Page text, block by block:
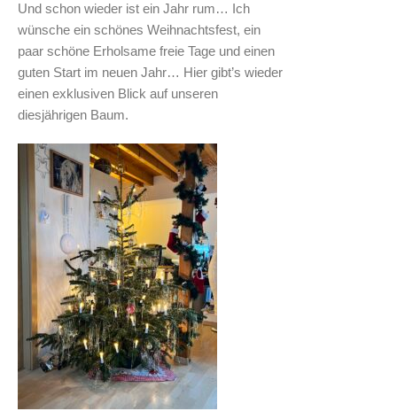
Und schon wieder ist ein Jahr rum… Ich
wünsche ein schönes Weihnachtsfest, ein
paar schöne Erholsame freie Tage und einen
guten Start im neuen Jahr… Hier gibt’s wieder
einen exklusiven Blick auf unseren
diesjährigen Baum.